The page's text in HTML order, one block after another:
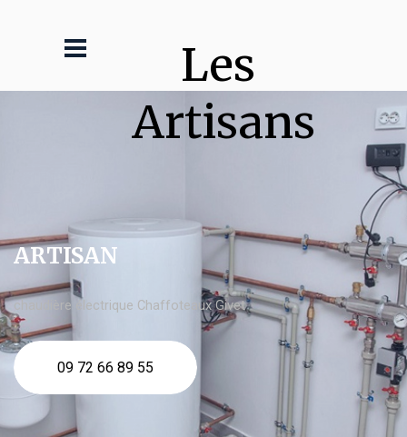
Les
Artisans
ARTISAN
chaudière électrique Chaffoteaux Givet
09 72 66 89 55